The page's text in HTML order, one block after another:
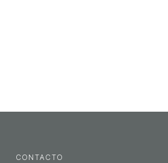
CONTACTO